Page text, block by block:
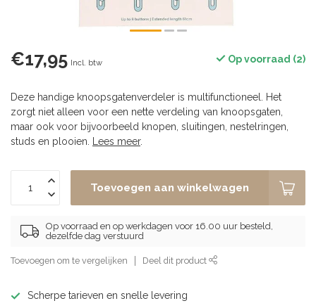
€17,95 Incl. btw Op voorraad (2)
Deze handige knoopsgatenverdeler is multifunctioneel. Het
zorgt niet alleen voor een nette verdeling van knoopsgaten,
maar ook voor bijvoorbeeld knopen, sluitingen, nestelringen,
studs en plooien.
Lees meer.
Toevoegen aan winkelwagen
Op voorraad en op werkdagen voor 16.00 uur besteld,
dezelfde dag verstuurd
Toevoegen om te vergelijken Deel dit product
Scherpe tarieven en snelle levering